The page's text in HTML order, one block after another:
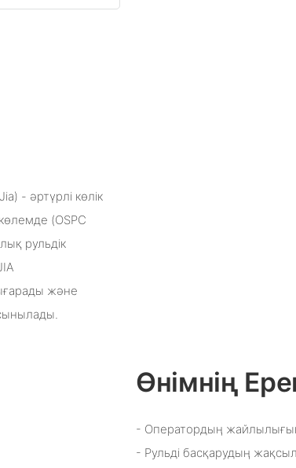
- әртүрлі көлік
(OSPC
рульдік
және
Өнімнің
- Оператордың
- Рульді басқарудың